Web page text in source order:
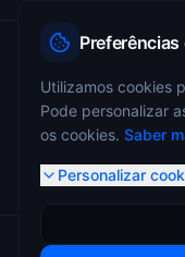
ANEPC —
© 2026 Miguel
Utilizamos cookies
Pode personalizar
os cookies. Saber
Personalizar